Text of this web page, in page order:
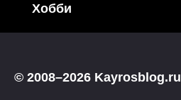
Хобби
© 2008–2026 Kayrosblog.ru